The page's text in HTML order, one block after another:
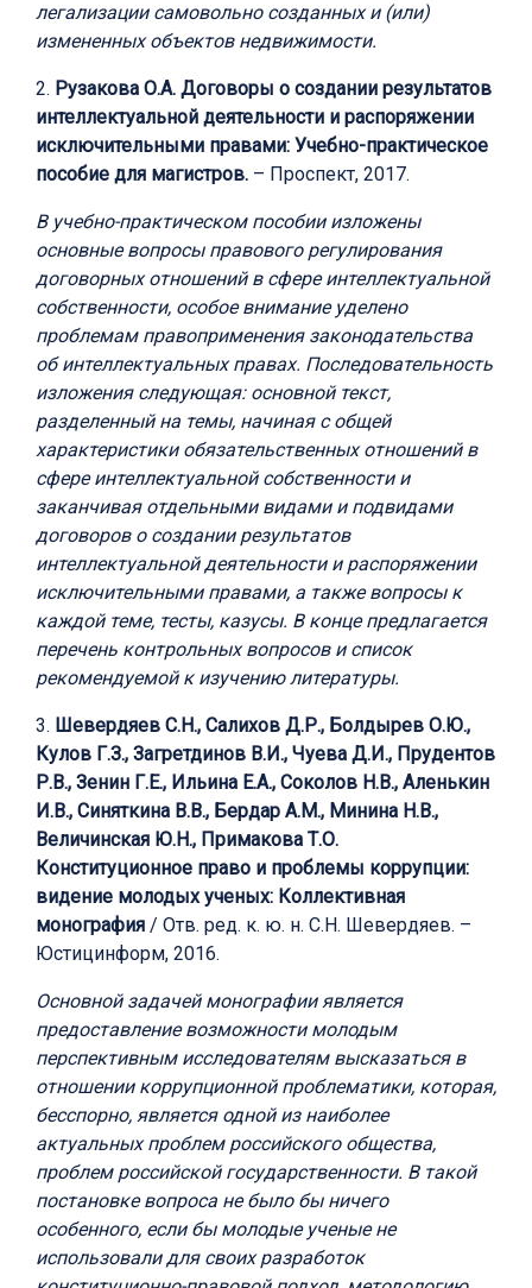
легализации самовольно созданных и (или)
измененных объектов недвижимости.
2. Рузакова О.А. Договоры о создании результатов
интеллектуальной деятельности и распоряжении
исключительными правами: Учебно-практическое
пособие для магистров. – Проспект, 2017.
В учебно-практическом пособии изложены
основные вопросы правового регулирования
договорных отношений в сфере интеллектуальной
собственности, особое внимание уделено
проблемам правоприменения законодательства
об интеллектуальных правах. Последовательность
изложения следующая: основной текст,
разделенный на темы, начиная с общей
характеристики обязательственных отношений в
сфере интеллектуальной собственности и
заканчивая отдельными видами и подвидами
договоров о создании результатов
интеллектуальной деятельности и распоряжении
исключительными правами, а также вопросы к
каждой теме, тесты, казусы. В конце предлагается
перечень контрольных вопросов и список
рекомендуемой к изучению литературы.
3. Шевердяев С.Н., Салихов Д.Р., Болдырев О.Ю.,
Кулов Г.З., Загретдинов В.И., Чуева Д.И., Прудентов
Р.В., Зенин Г.Е., Ильина Е.А., Соколов Н.В., Аленькин
И.В., Синяткина В.В., Бердар А.М., Минина Н.В.,
Величинская Ю.Н., Примакова Т.О.
Конституционное право и проблемы коррупции:
видение молодых ученых: Коллективная
монография / Отв. ред. к. ю. н. С.Н. Шевердяев. –
Юстицинформ, 2016.
Основной задачей монографии является
предоставление возможности молодым
перспективным исследователям высказаться в
отношении коррупционной проблематики, которая,
бесспорно, является одной из наиболее
актуальных проблем российского общества,
проблем российской государственности. В такой
постановке вопроса не было бы ничего
особенного, если бы молодые ученые не
использовали для своих разработок